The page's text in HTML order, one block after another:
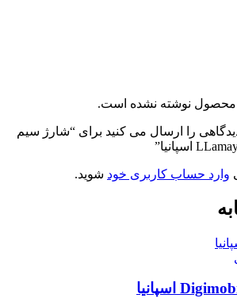
محصول نوشته نشده است.
را ارسال می کنید برای “شارژ سیم
وارد حساب کاربری خود شوید.